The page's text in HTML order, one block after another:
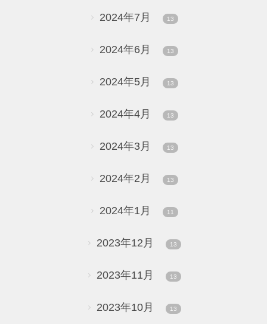
2024年7月 13
2024年6月 13
2024年5月 13
2024年4月 13
2024年3月 13
2024年2月 13
2024年1月 11
2023年12月 13
2023年11月 13
2023年10月 13